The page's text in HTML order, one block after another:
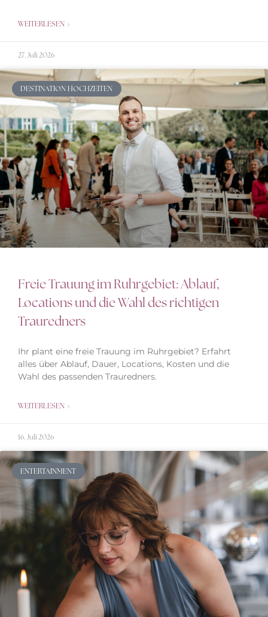
WEITERLESEN »
27. Juli 2026
DESTINATION HOCHZEITEN
Freie Trauung im Ruhrgebiet: Ablauf,
Locations und die Wahl des richtigen
Trauredners
Ihr plant eine freie Trauung im Ruhrgebiet? Erfahrt
alles über Ablauf, Dauer, Locations, Kosten und die
Wahl des passenden Trauredners.
WEITERLESEN »
16. Juli 2026
ENTERTAINMENT